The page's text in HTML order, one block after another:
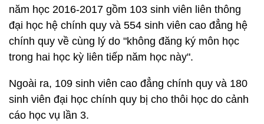
năm học 2016-2017 gồm 103 sinh viên liên thông
đại học hệ chính quy và 554 sinh viên cao đẳng hệ
chính quy về cùng lý do "không đăng ký môn học
trong hai học kỳ liên tiếp năm học này".
Ngoài ra, 109 sinh viên cao đẳng chính quy và 180
sinh viên đại học chính quy bị cho thôi học do cảnh
cáo học vụ lần 3.